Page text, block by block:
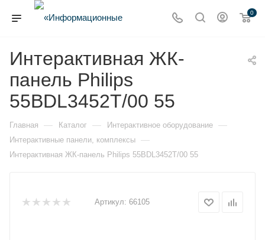
0
Интерактивная ЖК-
панель Philips
55BDL3452T/00 55
Главная — Каталог — Интерактивное оборудование —
Интерактивные панели, комплексы —
Интерактивная ЖК-панель Philips 55BDL3452T/00 55
Артикул: 66105